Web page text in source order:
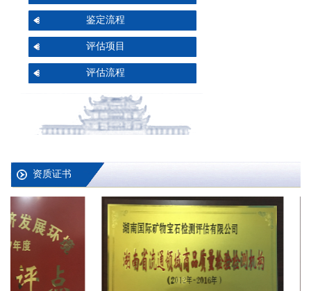
鉴定流程
评估项目
评估流程
资质证书